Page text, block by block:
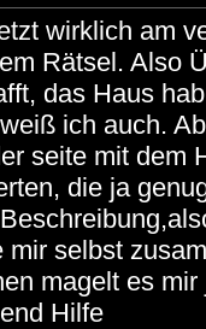
wirklich am
Rätsel. Also
das Haus
ich auch.
seite mit dem
die ja
mir selbst
magelt es mir
Hilfe